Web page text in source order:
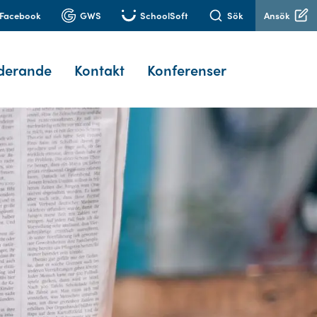
Facebook GWS SchoolSoft Sök Ansök
Kontakt Konferenser